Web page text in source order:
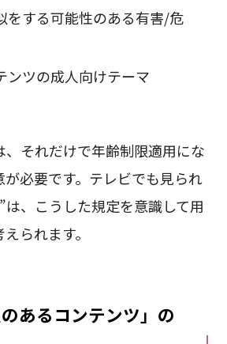
をする可能性のある有害/危
ンツの成人向けテーマ
、それだけで年齢制限適用にな
が必要です。テレビでも見られ
は、こうした規定を意識して用
られます。
のあるコンテンツ」の